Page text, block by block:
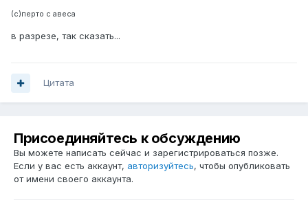
(с)перто с авеса
в разрезе, так сказать...
Цитата
Присоединяйтесь к обсуждению
Вы можете написать сейчас и зарегистрироваться позже.
Если у вас есть аккаунт, авторизуйтесь, чтобы опубликовать
от имени своего аккаунта.